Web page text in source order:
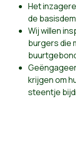
Het
de
Wij willen
burgers die
krijgen om
steentje